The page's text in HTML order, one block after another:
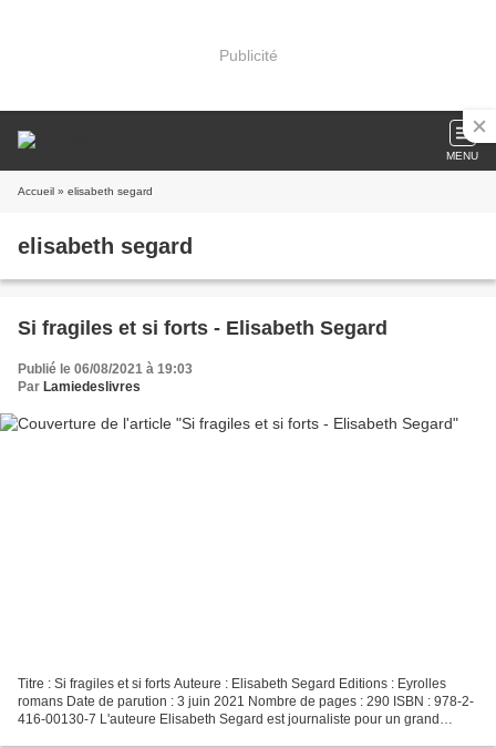
Publicité
MENU
Accueil » elisabeth segard
elisabeth segard
Si fragiles et si forts - Elisabeth Segard
Publié le 06/08/2021 à 19:03
Par Lamiedeslivres
Titre : Si fragiles et si forts Auteure : Elisabeth Segard Editions : Eyrolles
romans Date de parution : 3 juin 2021 Nombre de pages : 290 ISBN : 978-2-
416-00130-7 L'auteure Elisabeth Segard est journaliste pour un grand